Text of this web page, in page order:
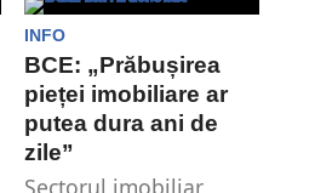
INFO
BCE: „Prăbușirea
pieței imobiliare ar
putea dura ani de
zile”
Sectorul imobiliar